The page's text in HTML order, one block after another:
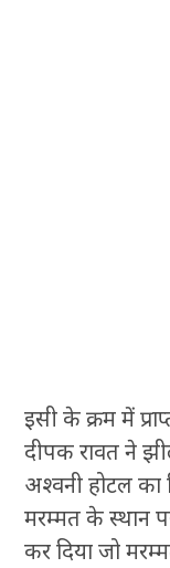
इसी के क्रम में
दीपक रावत ने
अश्वनी होटल का
मरम्मत के स्थान
कर दिया जो